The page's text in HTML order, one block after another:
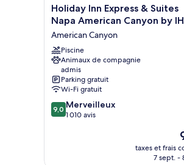
Holiday
Inn
Express
&
Suites
Napa
American
Canyon
by
IHG
American
Holiday Inn Express & Suites
Napa American Canyon by
American Canyon
Piscine
Animaux de compagnie
admis
Parking gratuit
Wi-Fi gratuit
9.0
sur
9,0 Merveilleux
1 010 avis
taxes et frais
7 sept. -